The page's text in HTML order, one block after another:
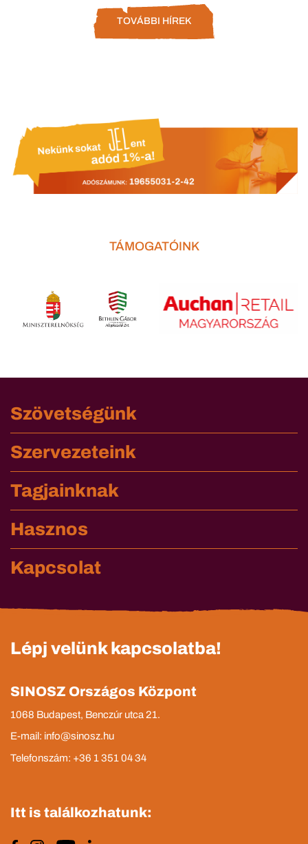
TOVÁBBI HÍREK
TÁMOGATÓINK
Szövetségünk
Szervezeteink
Tagjainknak
Hasznos
Kapcsolat
Lépj velünk kapcsolatba!
SINOSZ Országos Központ
1068 Budapest, Benczúr utca 21.
E-mail: info@sinosz.hu
Telefonszám: +36 1 351 04 34
Itt is találkozhatunk: